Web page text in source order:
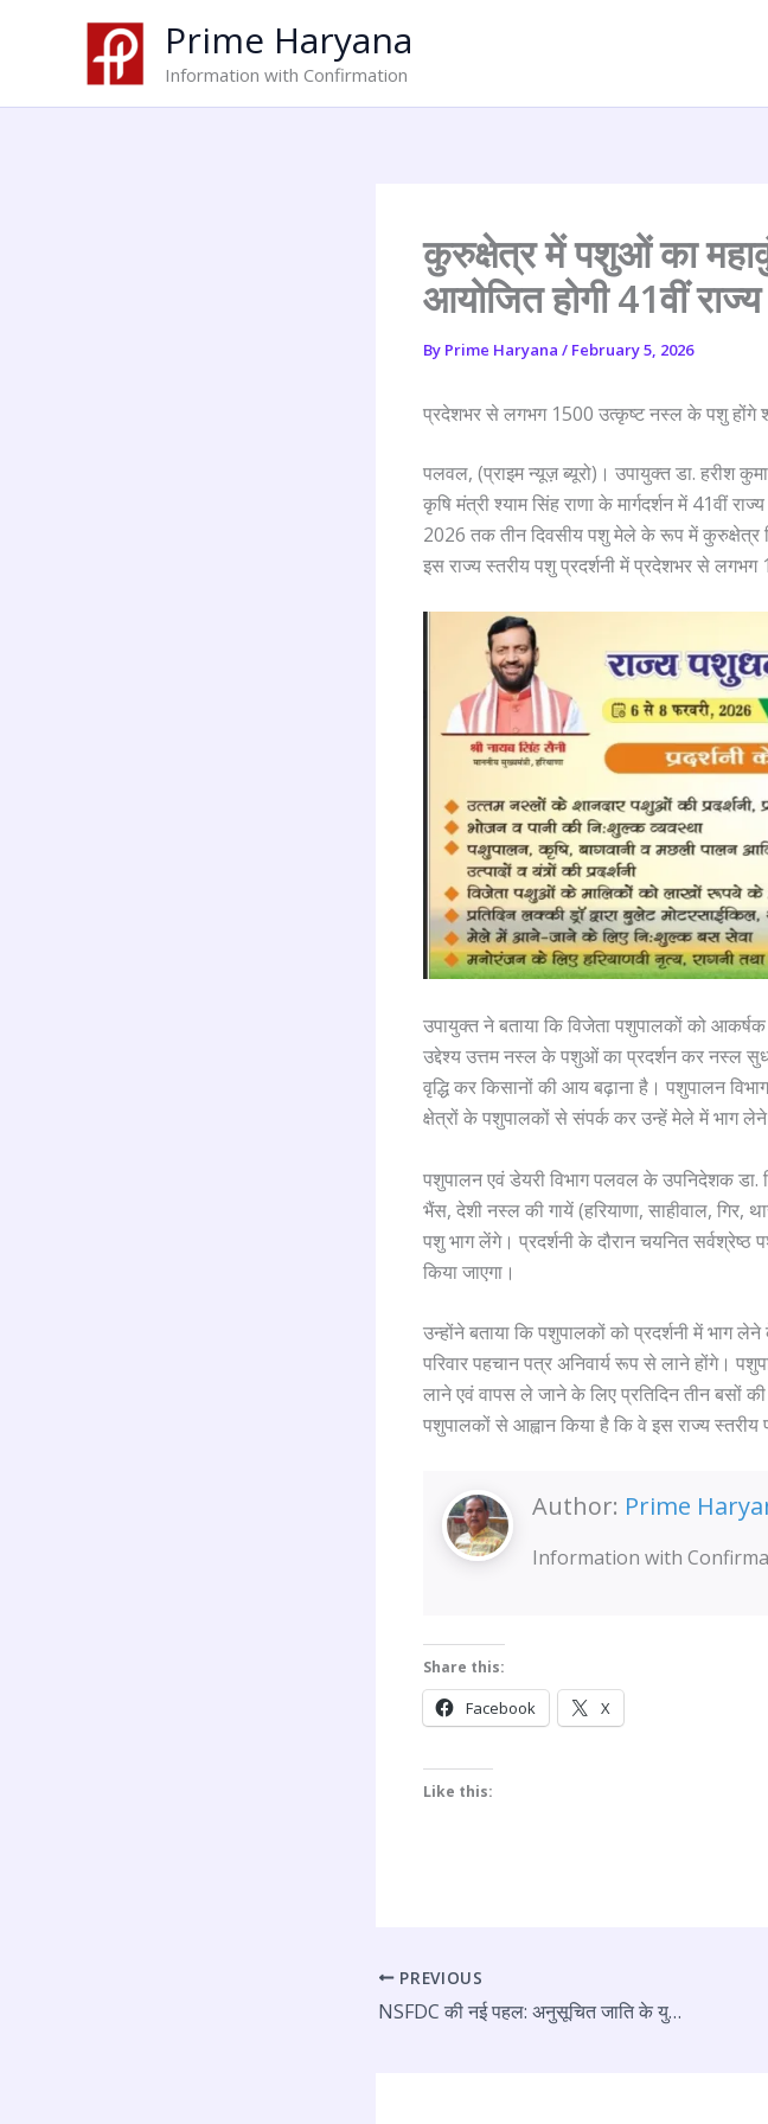
Prime Haryana
Information with Confirmation
कुरुक्षेत्र में पशुओं का
आयोजित होगी 41वीं
By Prime Haryana / February 5, 2026
प्रदेशभर से लगभग 1500 उत्कृष्ट नस्ल के पशु होंगे
पलवल, (प्राइम न्यूज़ ब्यूरो)। उपायुक्त डा. हरीश
कृषि मंत्री श्याम सिंह राणा के मार्गदर्शन में 41वीं
2026 तक तीन दिवसीय पशु मेले के रूप में कुरुक्षेत्र
इस राज्य स्तरीय पशु प्रदर्शनी में प्रदेशभर से
उपायुक्त ने बताया कि विजेता पशुपालकों को आकर्षक
उद्देश्य उत्तम नस्ल के पशुओं का प्रदर्शन कर नस्ल
वृद्धि कर किसानों की आय बढ़ाना है। पशुपालन
क्षेत्रों के पशुपालकों से संपर्क कर उन्हें मेले में भाग
पशुपालन एवं डेयरी विभाग पलवल के उपनिदेशक डा.
भैंस, देशी नस्ल की गायें (हरियाणा, साहीवाल, गिर,
पशु भाग लेंगे। प्रदर्शनी के दौरान चयनित
किया जाएगा।
उन्होंने बताया कि पशुपालकों को प्रदर्शनी में भाग
परिवार पहचान पत्र अनिवार्य रूप से लाने होंगे।
लाने एवं वापस ले जाने के लिए प्रतिदिन तीन बसों
पशुपालकों से आह्वान किया है कि वे इस राज्य
Author: Prime
Information with
Share this:
Facebook X
Like this:
PREVIOUS
NSFDC की नई पहल: अनुसूचित जाति के युवाओं को स्वरोजगार के लिए मिलेगा ऋण, उपायुक्त ने दी जानकारी